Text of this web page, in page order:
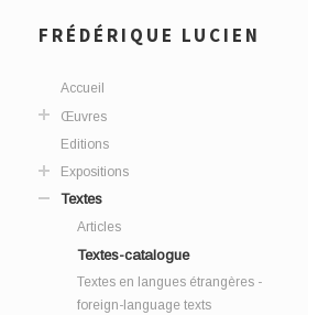
FRÉDÉRIQUE LUCIEN
Accueil
Œuvres
Editions
Expositions
Textes
Articles
Textes-catalogue
Textes en langues étrangères -
foreign-language texts